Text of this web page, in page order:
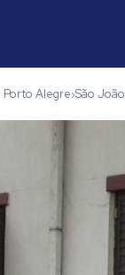
Porto Alegre›São João